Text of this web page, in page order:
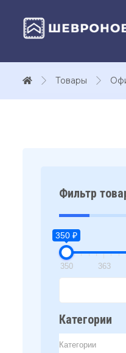
Товары
Фильтр
350 ₽
350 363
Категории